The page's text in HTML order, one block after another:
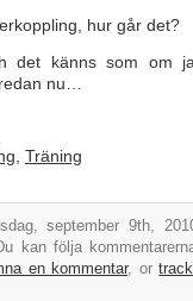
hur går det?
det känns som om
nu…
Träning
september 9th,
kan följa
en kommentar, or